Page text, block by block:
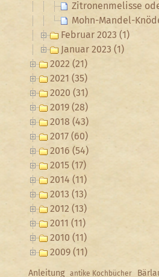
Zitronenmelisse
Mohn-Mandel-
Februar 2023 (1)
Januar 2023 (1)
2022 (21)
2021 (35)
2020 (31)
2019 (28)
2018 (43)
2017 (60)
2016 (54)
2015 (17)
2014 (11)
2013 (13)
2012 (13)
2011 (11)
2010 (11)
2009 (11)
Anleitung antike Kochbücher